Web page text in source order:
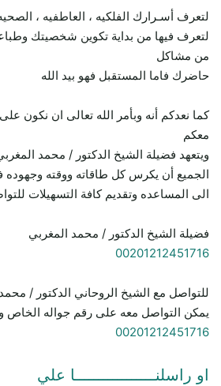
لتعرف أسـرارك الفلكيه ، العاطفيه ، الصحيه
لتعرف فيها من بداية تكوين شخصيتك
من مشاكل
حاضرك فاما المستقبل فهو بيد الله
كما نعدكم أنه وبأمر الله تعالى ان نكون
معكم
ويتعهد فضيلة الشيخ الدكتور / محمد المغربي
الجميع أن يكرس كل طاقاته ووقته
الى المساعده وتقديم كافة التسهيلات
فضيلة الشيخ الدكتور / محمد المغربي
00201212451716
للتواصل مع الشيخ الروحاني الدكتور /
يمكن التواصل معه على رقم جواله الخاص
00201212451716
او راسلنـــــــــــــــــا علي